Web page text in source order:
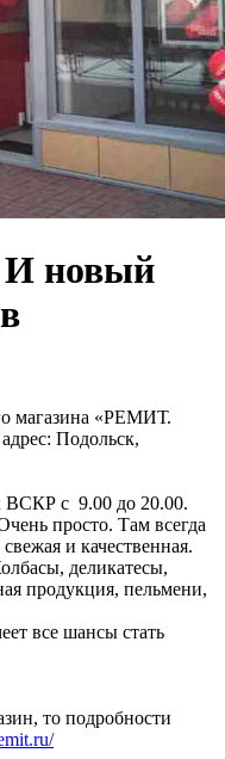
новый
магазина «РЕМИТ.
Подольск,
с ​ 9.00 до 20.00.
просто. Там всегда
и качественная.
деликатесы,
продукция, пельмени,
все шансы стать
то подробности